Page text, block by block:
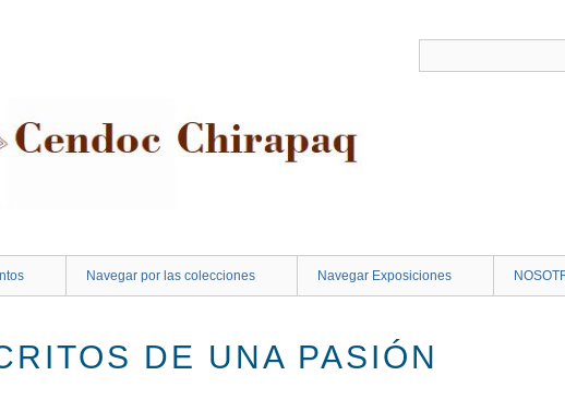
Navegar por las colecciones Navegar Exposiciones
DE UNA PASIÓN